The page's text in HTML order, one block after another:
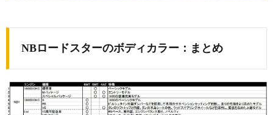
NBロードスターのボディカラー：まとめ